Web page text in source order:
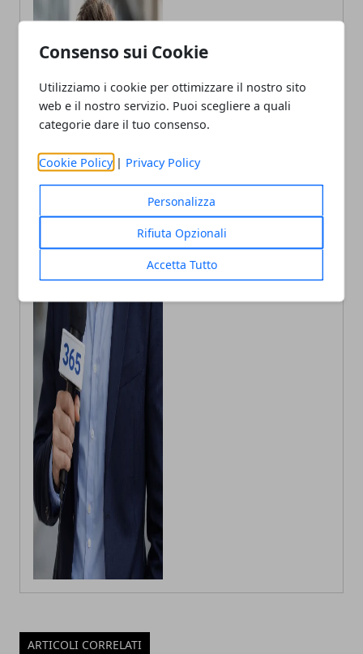
Consenso sui Cookie
Utilizziamo i cookie per ottimizzare il nostro sito
web e il nostro servizio. Puoi scegliere a quali
categorie dare il tuo consenso.
Cookie Policy | Privacy Policy
Personalizza
Rifiuta Opzionali
Accetta Tutto
Andrea Bianchi
Autore di articoli di attualità, casa e
ARTICOLI CORRELATI